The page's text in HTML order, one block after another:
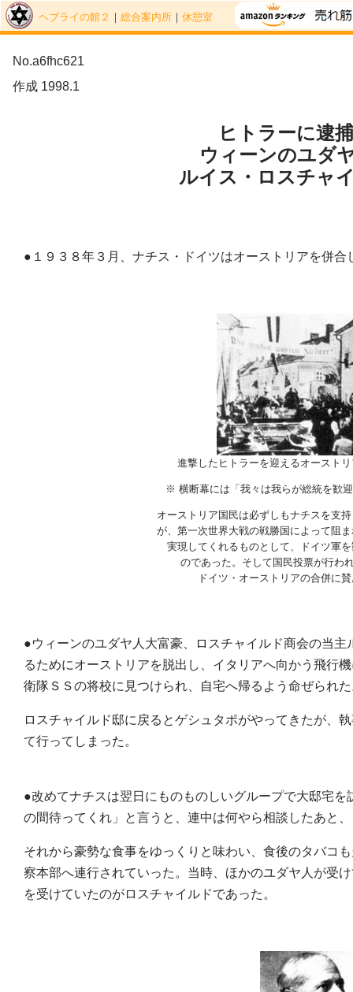
ヘブライの館２ ｜ 総合案内所 ｜ 休憩室
No.a6fhc621
作成 1998.1
ヒトラーに逮
ウィーンのユダ
ルイス・ロスチャ
●１９３８年３月、ナチス・ドイツはオーストリアを併合
進撃したヒトラーを迎えるオースト
※ 横断幕には「我々は我らが総統を歓
オーストリア国民は必ずしもナチスを支
が、第一次世界大戦の戦勝国によって阻
実現してくれるものとして、ドイツ軍
のであった。そして国民投票が行わ
ドイツ・オーストリアの合併に
●ウィーンのユダヤ人大富豪、ロスチャイルド商会の当
るためにオーストリアを脱出し、イタリアへ向かう飛行
衛隊ＳＳの将校に見つけられ、自宅へ帰るよう命ぜられ
ロスチャイルド邸に戻るとゲシュタポがやってきたが、
て行ってしまった。
●改めてナチスは翌日にものものしいグループで大邸宅
の間待ってくれ」と言うと、連中は何やら相談したあと
それから豪勢な食事をゆっくりと味わい、食後のタバコ
察本部へ連行されていった。当時、ほかのユダヤ人が受
を受けていたのがロスチャイルドであった。